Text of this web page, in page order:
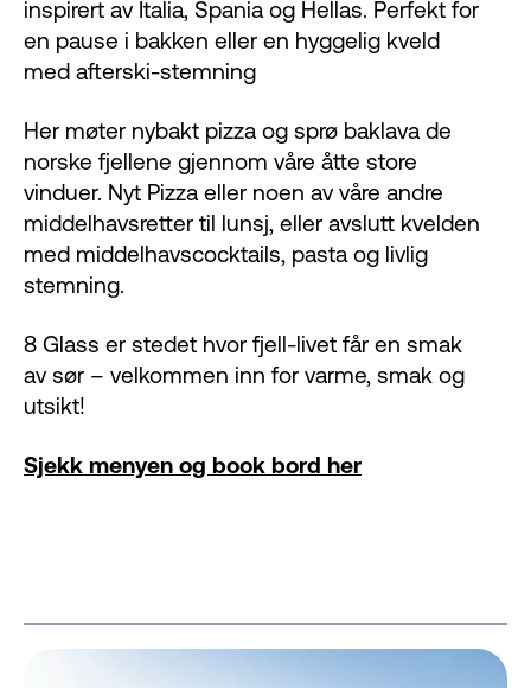
inspirert av Italia, Spania og Hellas. Perfekt for
en pause i bakken eller en hyggelig kveld
med afterski-stemning
Her møter nybakt pizza og sprø baklava de
norske fjellene gjennom våre åtte store
vinduer. Nyt Pizza eller noen av våre andre
middelhavsretter til lunsj, eller avslutt kvelden
med middelhavscocktails, pasta og livlig
stemning.
​8 Glass er stedet hvor fjell-livet får en smak
av sør – velkommen inn for varme, smak og
utsikt!
Sjekk menyen og book bord her